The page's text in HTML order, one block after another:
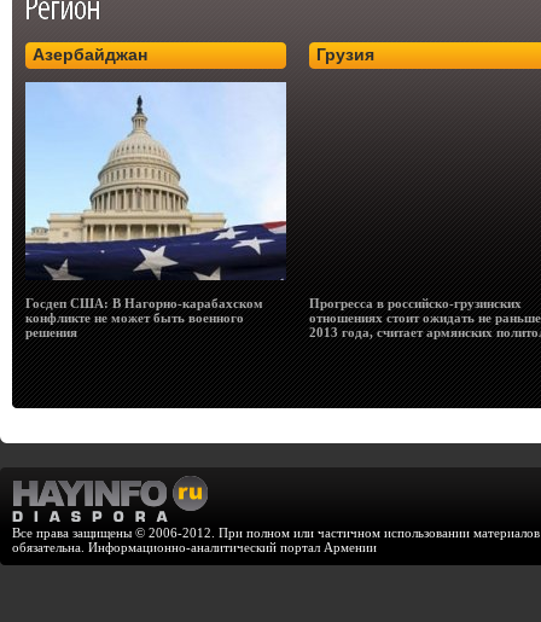
Азербайджан
Госдеп США: В Нагорно-карабахском
конфликте не может быть военного
решения
Грузия
Прогресса в российско-грузинских
отношениях стоит ожидать не раньше
2013 года, считает армянских
Все права защищены © 2006-2012. При полном или частичном использовании
обязательна. Информационно-аналитический портал Армении